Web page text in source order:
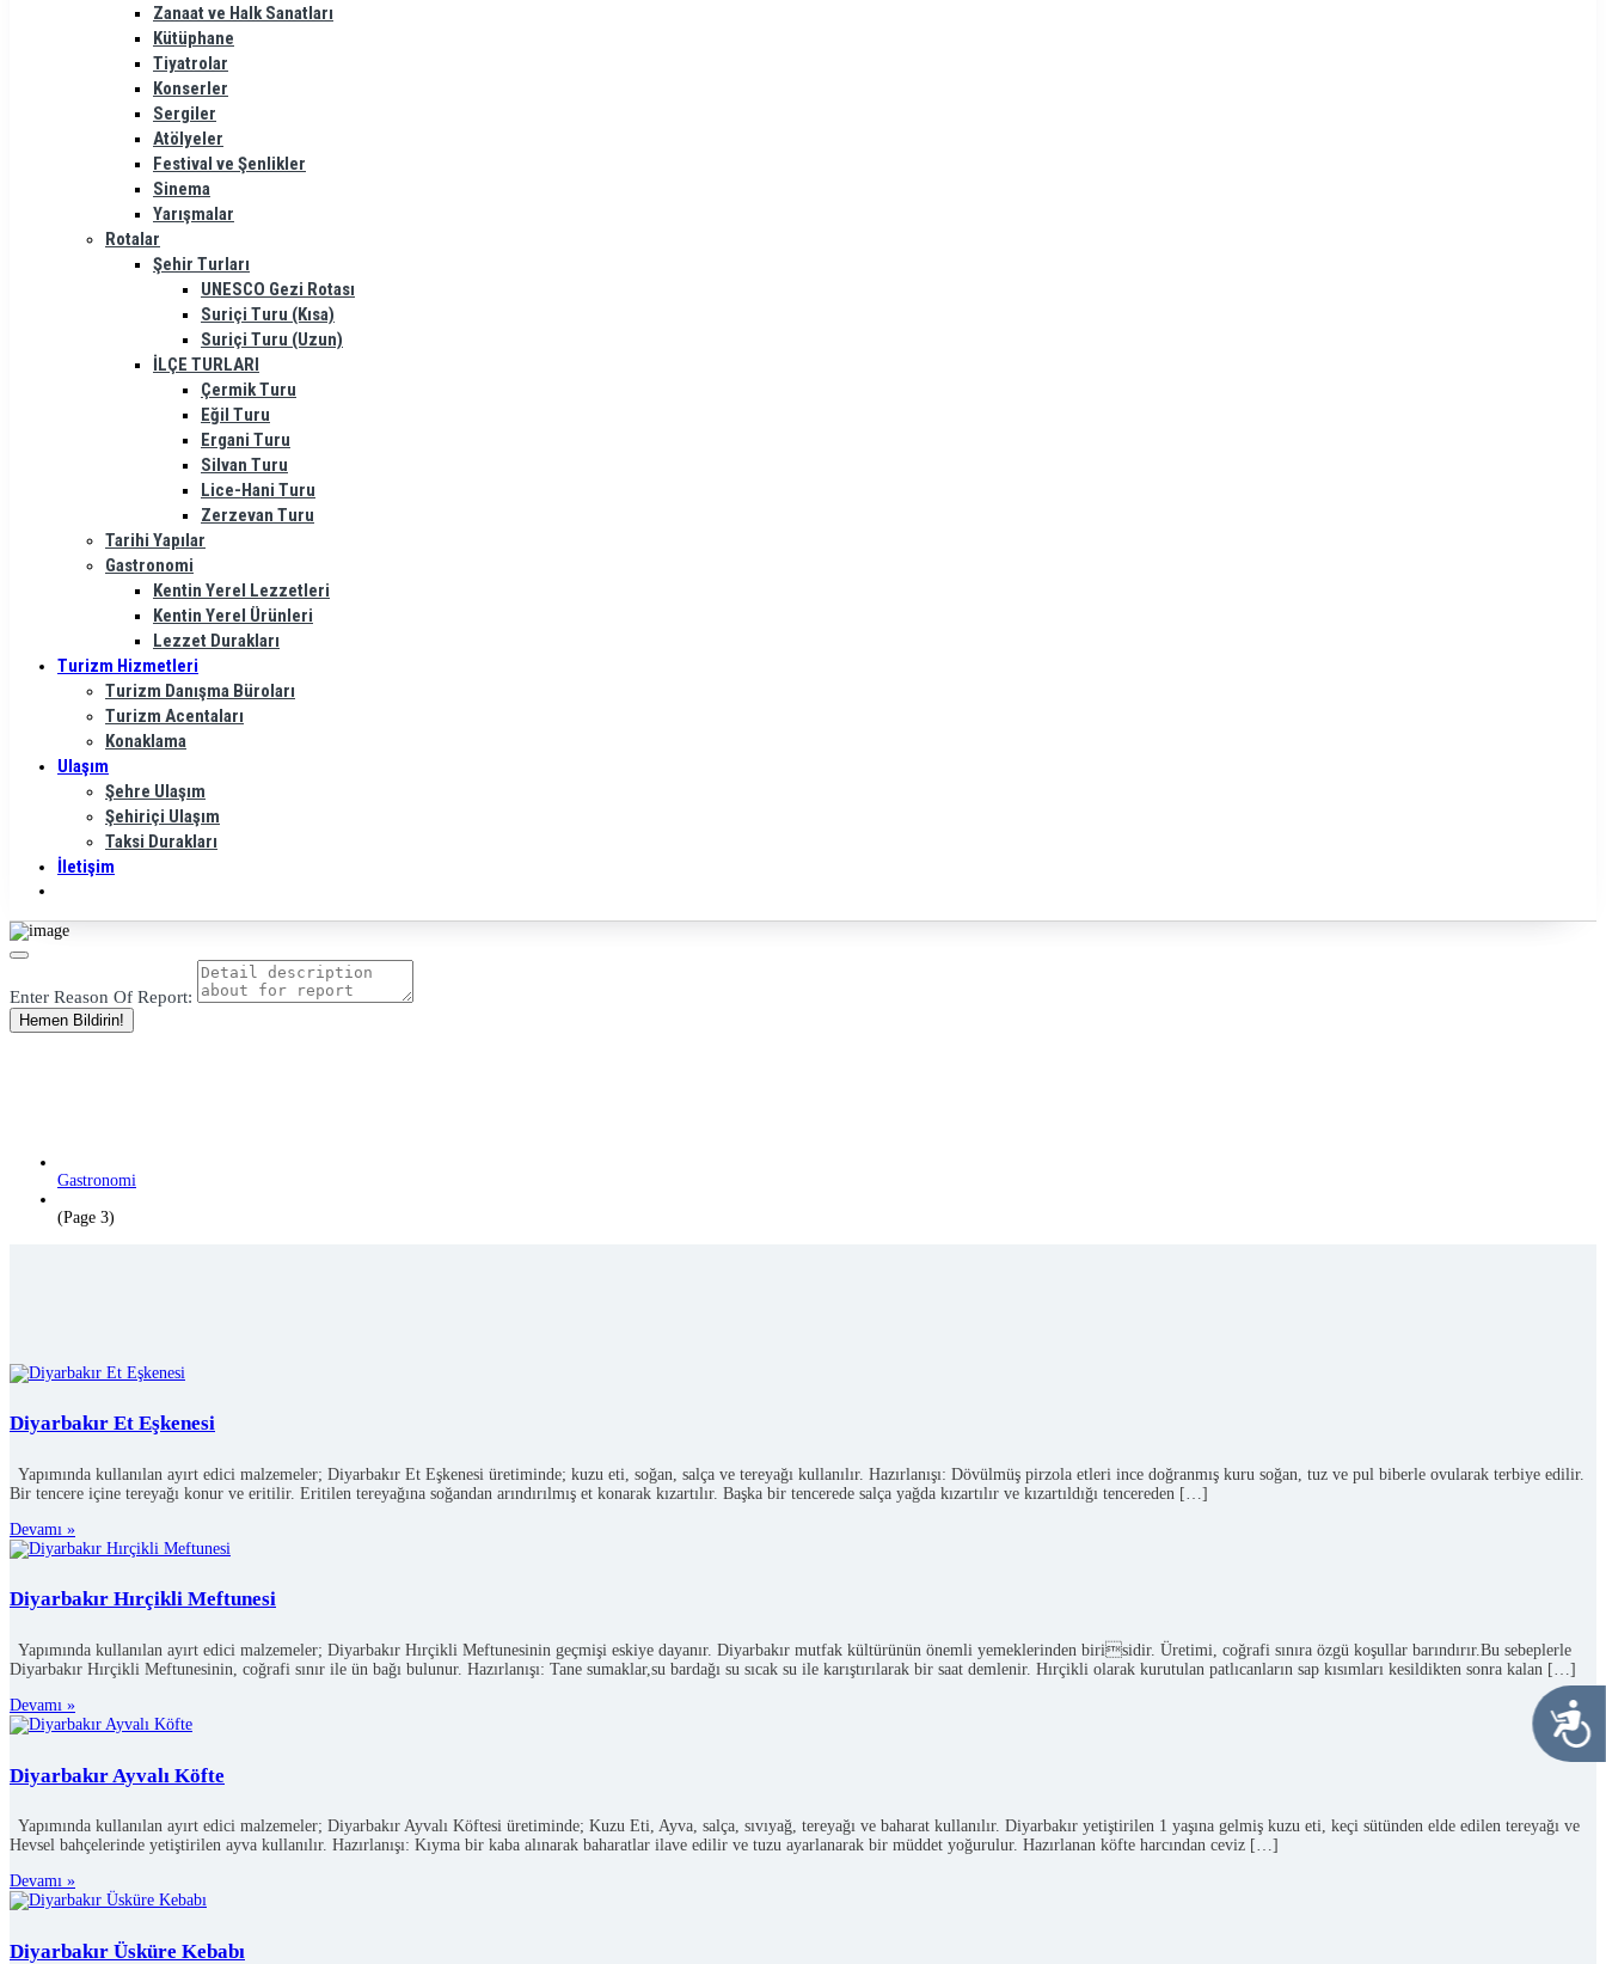
Zanaat ve Halk Sanatları
Kütüphane
Tiyatrolar
Konserler
Sergiler
Atölyeler
Festival ve Şenlikler
Sinema
Yarışmalar
Rotalar
Şehir Turları
UNESCO Gezi Rotası
Suriçi Turu (Kısa)
Suriçi Turu (Uzun)
İLÇE TURLARI
Çermik Turu
Eğil Turu
Ergani Turu
Silvan Turu
Lice-Hani Turu
Zerzevan Turu
Tarihi Yapılar
Gastronomi
Kentin Yerel Lezzetleri
Kentin Yerel Ürünleri
Lezzet Durakları
Turizm Hizmetleri
Turizm Danışma Büroları
Turizm Acentaları
Konaklama
Ulaşım
Şehre Ulaşım
Şehiriçi Ulaşım
Taksi Durakları
İletişim
Enter Reason Of Report:
Hemen Bildirin!
Gastronomi
(Page 3)
Diyarbakır Et Eşkenesi
Yapımında kullanılan ayırt edici malzemeler; Diyarbakır Et Eşkenesi üretiminde; kuzu eti, soğan, salça ve tereyağı kullanılır. Hazırlanışı: Dövülmüş pirzola etleri ince doğranmış kuru soğan, tuz ve pul biberle ovularak terbiye edilir.
Bir tencere içine tereyağı konur ve eritilir. Eritilen tereyağına soğandan arındırılmış et konarak kızartılır. Başka bir tencerede salça yağda kızartılır ve kızartıldığı tencereden […]
Devamı »
Diyarbakır Hırçikli Meftunesi
Yapımında kullanılan ayırt edici malzemeler; Diyarbakır Hırçikli Meftunesinin geçmişi eskiye dayanır. Diyarbakır mutfak kültürünün önemli yemeklerinden birisidir. Üretimi, coğrafi sınıra özgü koşullar barındırır.Bu sebeplerle
Diyarbakır Hırçikli Meftunesinin, coğrafi sınır ile ün bağı bulunur. Hazırlanışı: Tane sumaklar,su bardağı su sıcak su ile karıştırılarak bir saat demlenir. Hırçikli olarak kurutulan patlıcanların sap kısımları kesildikten sonra kalan […]
Devamı »
Diyarbakır Ayvalı Köfte
Yapımında kullanılan ayırt edici malzemeler; Diyarbakır Ayvalı Köftesi üretiminde; Kuzu Eti, Ayva, salça, sıvıyağ, tereyağı ve baharat kullanılır. Diyarbakır yetiştirilen 1 yaşına gelmiş kuzu eti, keçi sütünden elde edilen tereyağı ve
Hevsel bahçelerinde yetiştirilen ayva kullanılır. Hazırlanışı: Kıyma bir kaba alınarak baharatlar ilave edilir ve tuzu ayarlanarak bir müddet yoğurulur. Hazırlanan köfte harcından ceviz […]
Devamı »
Diyarbakır Üsküre Kebabı